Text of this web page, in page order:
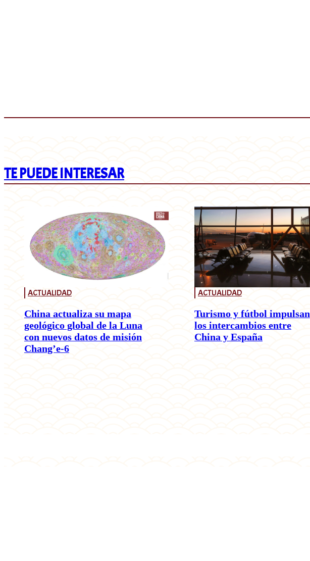
TE PUEDE INTERESAR
ACTUALIDAD
China actualiza su mapa
geológico global de la Luna
con nuevos datos de misión
Chang’e-6
ACTUALIDAD
Turismo y fútbol impulsan
los intercambios entre
China y España